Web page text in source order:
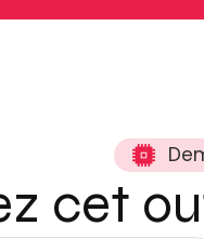
cet